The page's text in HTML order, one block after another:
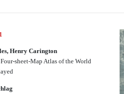
Henry Carington
sheet-Map Atlas of the World